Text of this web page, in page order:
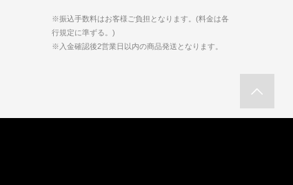
※振込手数料はお客様ご負担となります。(料金は各
行規定に準ずる。)
※入金確認後2営業日以内の商品発送となります。